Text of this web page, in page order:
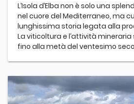
L’Isola d’Elba non è solo una
nel cuore del Mediterraneo, ma
lunghissima storia legata alla
La viticoltura e l’attività
fino alla metà del ventesimo